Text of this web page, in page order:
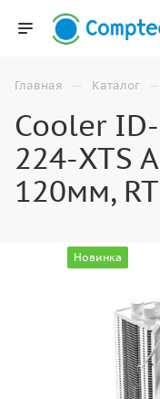
Главная — Каталог —
Cooler
224-XTS
120мм,
Новинка